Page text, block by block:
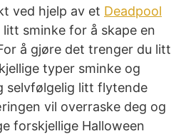
ved hjelp av et Deadpool
litt sminke for å skape en
å gjøre det trenger du litt
typer sminke og
selvfølgelig litt flytende
vil overraske deg og
forskjellige Halloween